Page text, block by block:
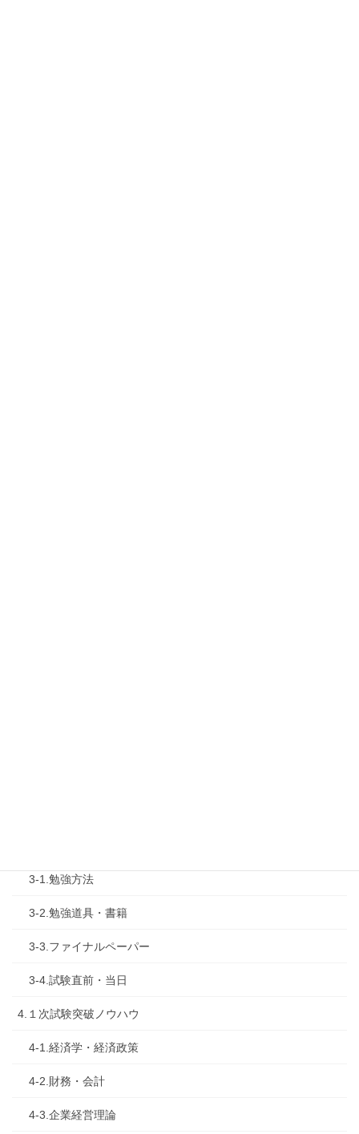
3-1.勉強方法
3-2.勉強道具・書籍
3-3.ファイナルペーパー
3-4.試験直前・当日
4.１次試験突破ノウハウ
4-1.経済学・経済政策
4-2.財務・会計
4-3.企業経営理論